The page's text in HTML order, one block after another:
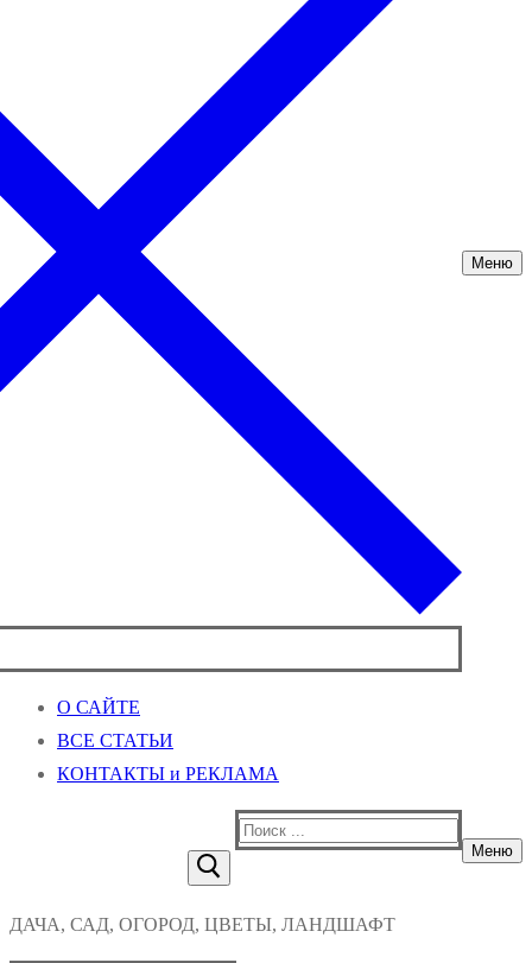
Меню
О САЙТЕ
ВСЕ СТАТЬИ
КОНТАКТЫ и РЕКЛАМА
Найти:
Меню
ДАЧА, САД, ОГОРОД, ЦВЕТЫ, ЛАНДШАФТ